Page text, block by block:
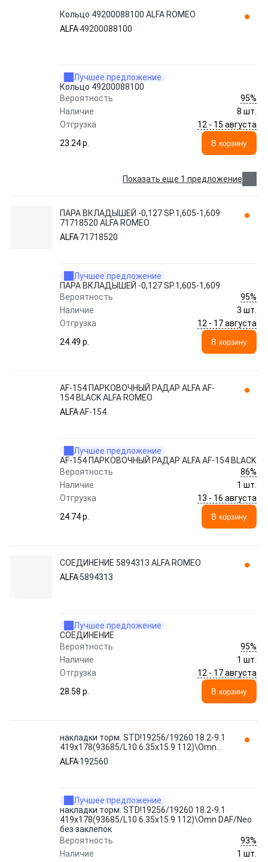
Кольцо 49200088100 ALFA ROMEO
ALFA49200088100
Лучшее предложение
Кольцо 49200088100
Вероятность
95%
Наличие
8 шт.
Отгрузка
12 - 15 августа
23.24 p.
В корзину
Показать еще 1 предложение
ПАРА ВКЛАДЫШЕЙ -0,127 SP.1,605-1,609
71718520 ALFA ROMEO
ALFA71718520
Лучшее предложение
ПАРА ВКЛАДЫШЕЙ -0,127 SP.1,605-1,609
Вероятность
95%
Наличие
3 шт.
Отгрузка
12 - 17 августа
24.49 p.
В корзину
AF-154 ПАРКОВОЧНЫЙ РАДАР ALFA AF-
154 BLACK ALFA ROMEO
ALFAAF-154
Лучшее предложение
AF-154 ПАРКОВОЧНЫЙ РАДАР ALFA AF-154 BLACK
Вероятность
86%
Наличие
1 шт.
Отгрузка
13 - 16 августа
24.74 p.
В корзину
СОЕДИНЕНИЕ 5894313 ALFA ROMEO
ALFA5894313
Лучшее предложение
СОЕДИНЕНИЕ
Вероятность
95%
Наличие
1 шт.
Отгрузка
12 - 17 августа
28.58 p.
В корзину
накладки торм. STD!19256/19260 18.2-9.1
419x178(93685/L10 6.35x15.9 112)\Omn
DAF/Neo без заклепок 192560 ALFA
ROMEO
ALFA192560
Лучшее предложение
накладки торм. STD!19256/19260 18.2-9.1
419x178(93685/L10 6.35x15.9 112)\Omn DAF/Neo
без заклепок
Вероятность
93%
Наличие
1 шт.